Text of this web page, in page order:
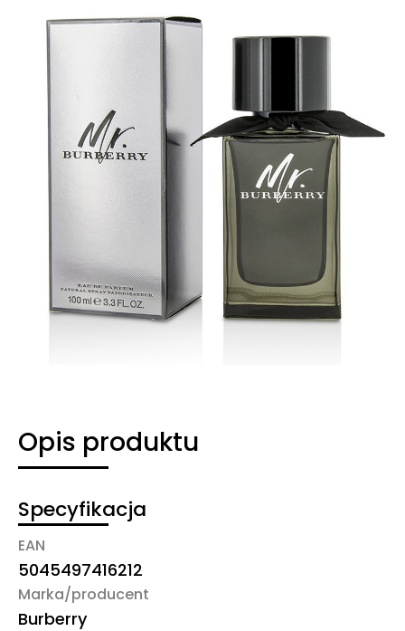
Opis produktu
Specyfikacja
EAN
5045497416212
Marka/producent
Burberry